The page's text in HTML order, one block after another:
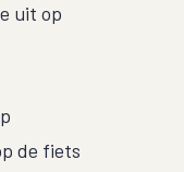
uit op
de fiets